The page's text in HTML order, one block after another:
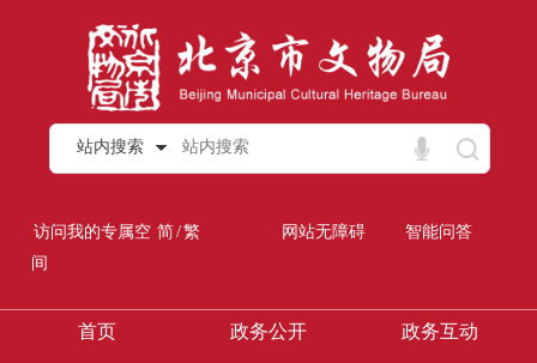
站内搜索
访问我的专属空
间
简/繁 网站无障碍 智能问答
首页 政务公开 政务互动